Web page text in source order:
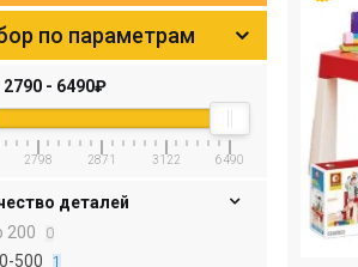
по параметрам
2790 - 6490₽
2798 2871 3122 6490
деталей
200
0
500 1